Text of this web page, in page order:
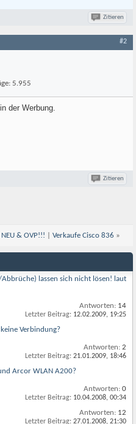
Zitieren
#2
5.955
der Werbung.
Zitieren
& OVP!!! Verkaufe Cisco 836 »
lassen sich nicht lösen! laut
Antworten: 14
Letzter Beitrag: 12.02.2009, 19:25
Verbindung?
Antworten: 2
Letzter Beitrag: 21.01.2009, 18:46
Arcor WLAN A200?
Antworten: 0
Letzter Beitrag: 10.04.2008, 00:34
Antworten: 12
Letzter Beitrag: 27.01.2008, 21:30